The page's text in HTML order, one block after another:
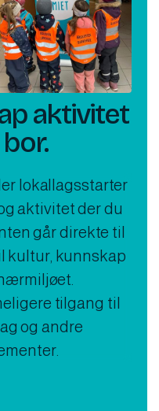
aktivitet
lokallagsstarter
aktivitet der du
går direkte til
kultur, kunnskap
tilgang til
og andre